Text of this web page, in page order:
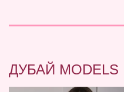
ДУБАЙ MODELS